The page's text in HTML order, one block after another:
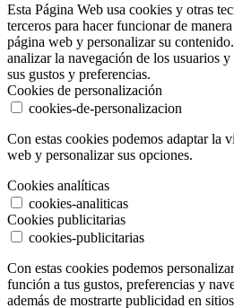
Esta Página Web usa cookies y otras
terceros para hacer funcionar de
página web y personalizar su
analizar la navegación de los usuarios
sus gustos y preferencias.
Cookies de personalización
cookies-de-personalizacion
Con estas cookies podemos adaptar la
web y personalizar sus opciones.
Cookies analíticas
cookies-analiticas
Cookies publicitarias
cookies-publicitarias
Con estas cookies podemos
función a tus gustos, preferencias y
además de mostrarte publicidad en